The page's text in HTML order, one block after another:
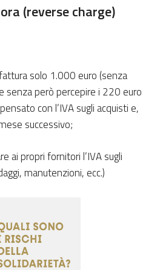
(reverse charge)
solo 1.000 euro (senza
senza però percepire i 220 euro
con l’IVA sugli acquisti e,
successivo;
ai propri fornitori l’IVA sugli
manutenzioni, ecc.)